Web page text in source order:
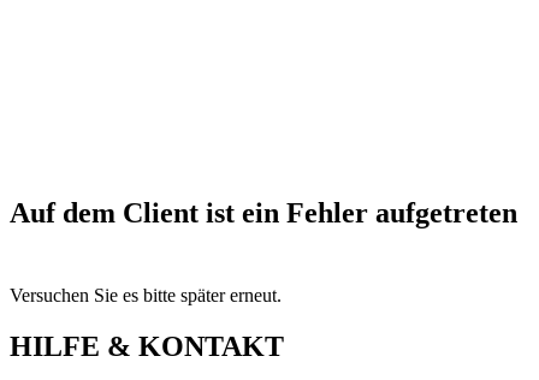
Auf dem Client ist ein Fehler aufgetreten
Versuchen Sie es bitte später erneut.
HILFE & KONTAKT